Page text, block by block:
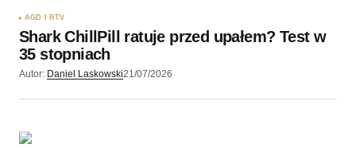
AGD I RTV
Shark ChillPill ratuje przed upałem? Test w
35 stopniach
Autor: Daniel Laskowski21/07/2026